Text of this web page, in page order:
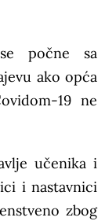
počne sa
ako opća
19 ne
učenika i
i nastavnici
zbog